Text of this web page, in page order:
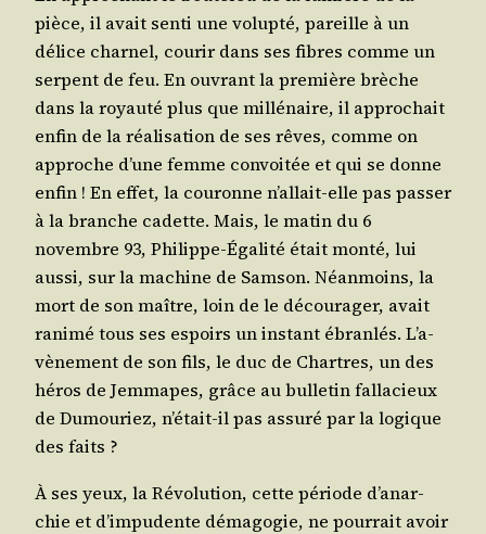
pièce, il avait sen­ti une volup­té, pareille à un
délice char­nel, cou­rir dans ses fibres comme un
ser­pent de feu. En ouvrant la pre­mière brèche
dans la royau­té plus que mil­lé­naire, il appro­chait
enfin de la réa­li­sa­tion de ses rêves, comme on
approche d’une femme convoi­tée et qui se donne
enfin ! En effet, la cou­ronne n’al­lait-elle pas pas­ser
à la branche cadette. Mais, le matin du 6
novembre 93, Phi­lippe-Éga­li­té était mon­té, lui
aus­si, sur la machine de Sam­son. Néan­moins, la
mort de son maître, loin de le décou­ra­ger, avait
rani­mé tous ses espoirs un ins­tant ébran­lés. L’a­
vè­ne­ment de son fils, le duc de Chartres, un des
héros de Jem­mapes, grâce au bul­le­tin fal­la­cieux
de Dumou­riez, n’é­tait-il pas assu­ré par la logique
des faits ?
À ses yeux, la Révo­lu­tion, cette période d’a­nar­
chie et d’im­pu­dente déma­go­gie, ne pour­rait avoir